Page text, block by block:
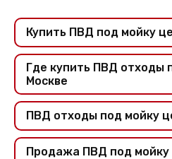
Купить ПВД под мойку
Где купить ПВД отходы
Москве
ПВД отходы под мойку
Продажа ПВД под мойку